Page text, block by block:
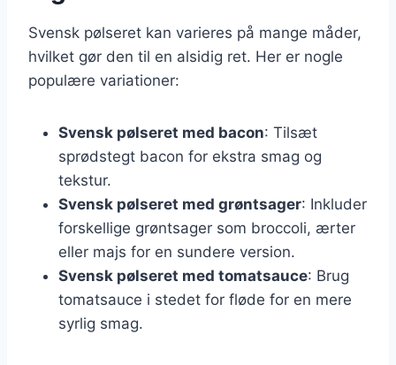
Svensk pølseret kan varieres på mange måder,
hvilket gør den til en alsidig ret. Her er nogle
populære variationer:
Svensk pølseret med bacon: Tilsæt
sprødstegt bacon for ekstra smag og
tekstur.
Svensk pølseret med grøntsager: Inkluder
forskellige grøntsager som broccoli, ærter
eller majs for en sundere version.
Svensk pølseret med tomatsauce: Brug
tomatsauce i stedet for fløde for en mere
syrlig smag.